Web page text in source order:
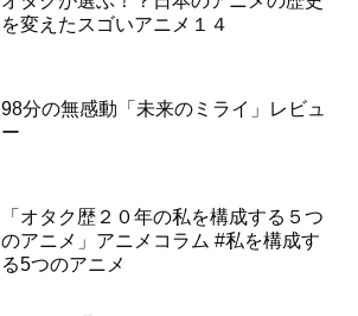
を変えたスゴいアニメ１４
98分の無感動「未来のミライ」レビュ
ー
「オタク歴２０年の私を構成する５つ
のアニメ」アニメコラム #私を構成す
る5つのアニメ